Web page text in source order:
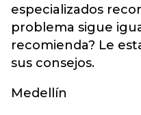
especializados
problema sigue
recomienda? Le
sus consejos.
Medellín